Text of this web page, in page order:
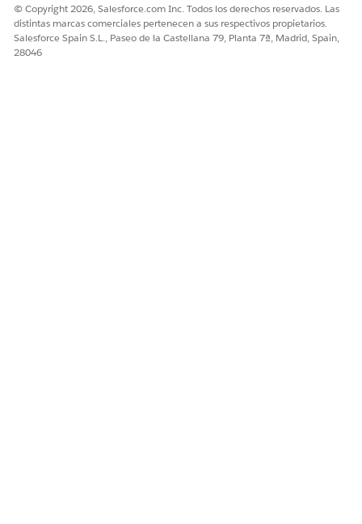
© Copyright 2026, Salesforce.com Inc. Todos los derechos reservados. Las
distintas marcas comerciales pertenecen a sus respectivos propietarios.
Salesforce Spain S.L., Paseo de la Castellana 79, Planta 7ª, Madrid, Spain,
28046